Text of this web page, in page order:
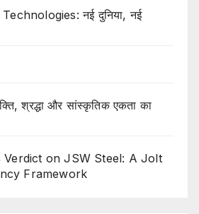
नई दुनिया, नई
श्रद्धा और सांस्कृतिक एकता का
Verdict on JSW Steel: A Jolt
Framework